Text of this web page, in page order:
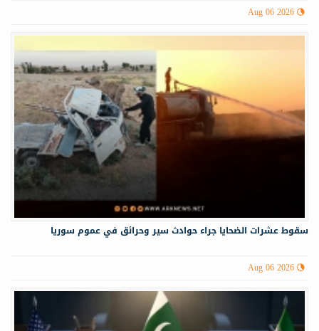
Aug 06 2026
سقوط عشرات الضحايا جراء حوادث سير وحرائق في عموم سوريا
Aug 06 2026